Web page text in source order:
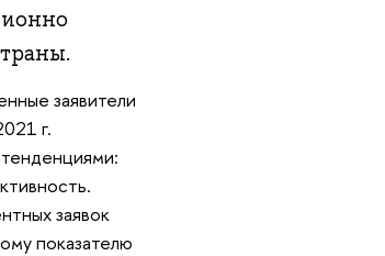
заявители
г.
заявок
показателю